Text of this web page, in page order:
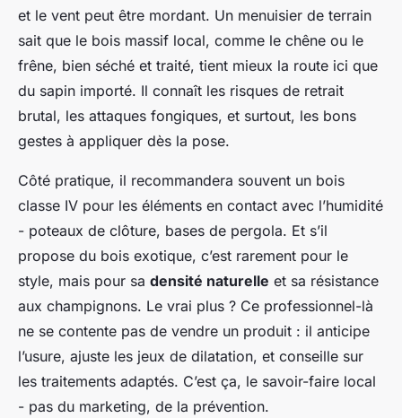
et le vent peut être mordant. Un menuisier de terrain
sait que le bois massif local, comme le chêne ou le
frêne, bien séché et traité, tient mieux la route ici que
du sapin importé. Il connaît les risques de retrait
brutal, les attaques fongiques, et surtout, les bons
gestes à appliquer dès la pose.
Côté pratique, il recommandera souvent un bois
classe IV pour les éléments en contact avec l’humidité
- poteaux de clôture, bases de pergola. Et s’il
propose du bois exotique, c’est rarement pour le
style, mais pour sa densité naturelle et sa résistance
aux champignons. Le vrai plus ? Ce professionnel-là
ne se contente pas de vendre un produit : il anticipe
l’usure, ajuste les jeux de dilatation, et conseille sur
les traitements adaptés. C’est ça, le savoir-faire local
- pas du marketing, de la prévention.